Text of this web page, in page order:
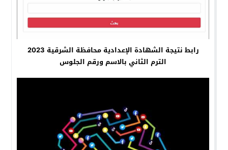
رابط نتيجة الشهادة الإعدادية محافظة الشرقية 2023
الترم الثاني بالاسم ورقم الجلوس